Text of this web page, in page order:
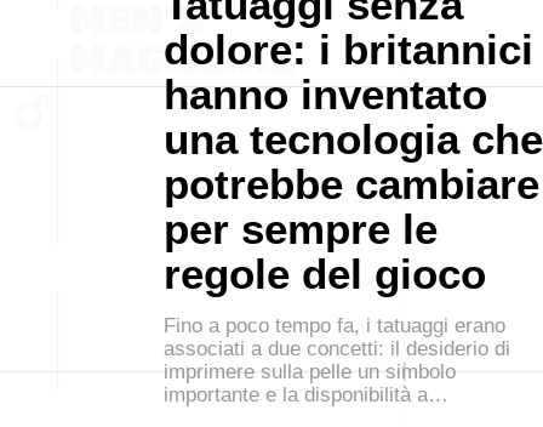
dolore: i britannici
hanno inventato
una tecnologia che
potrebbe cambiare
per sempre le
regole del gioco
Fino a poco tempo fa, i tatuaggi erano
associati a due concetti: il desiderio di
imprimere sulla pelle un simbolo
importante e la disponibilità a…